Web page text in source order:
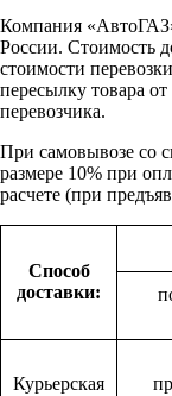
Компания
России. Стоимость
стоимости
пересылку товара
перевозчика.
При самовывозе со
размере 10% при
расчете (при
Способ
доставки:
Курьерская